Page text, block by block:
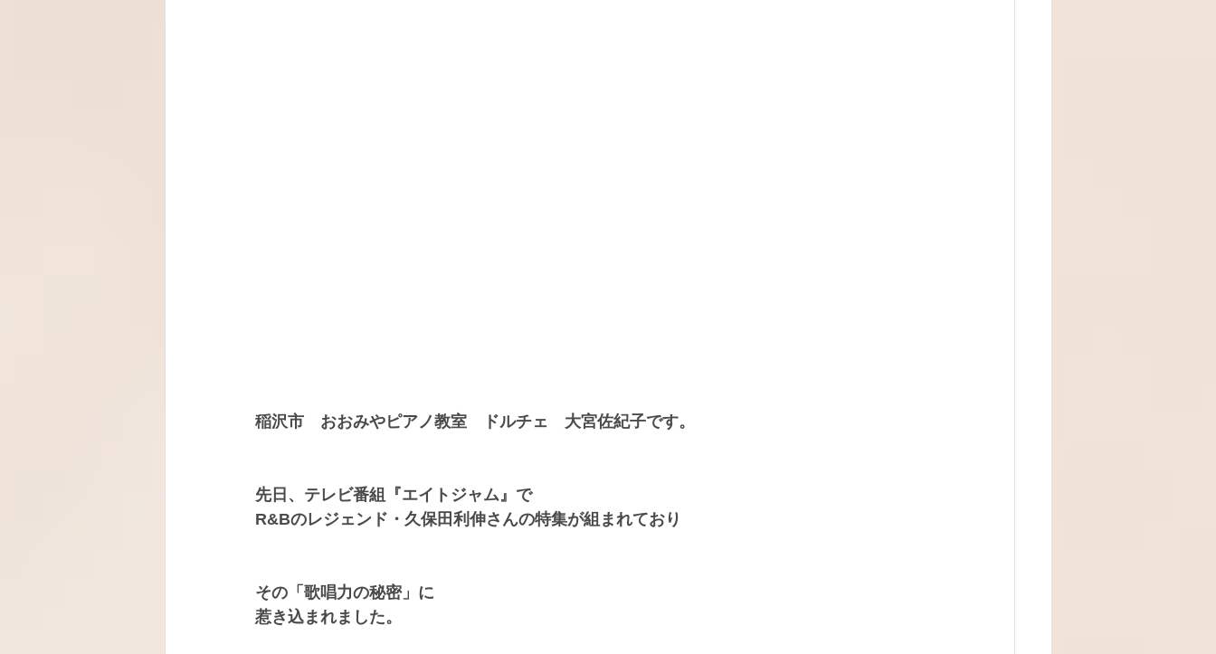
稲沢市　おおみやピアノ教室　ドルチェ　大宮佐紀子です。
先日、テレビ番組『エイトジャム』で
R&Bのレジェンド・久保田利伸さんの特集が組まれており
その「歌唱力の秘密」に
惹き込まれました。